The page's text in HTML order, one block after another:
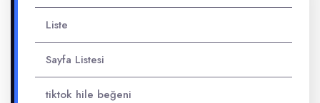
Liste
Sayfa Listesi
tiktok hile beğeni